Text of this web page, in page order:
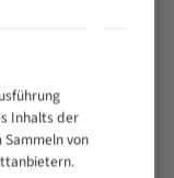
Inhalts der
von